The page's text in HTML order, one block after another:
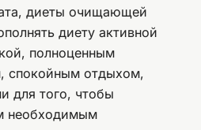
диеты очищающей
диету активной
полноценным
спокойным отдыхом,
для того, чтобы
необходимым